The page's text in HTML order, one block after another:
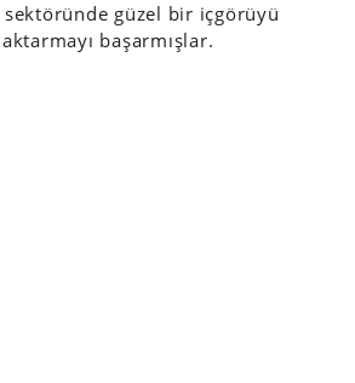
güzel bir içgörüyü
başarmışlar.